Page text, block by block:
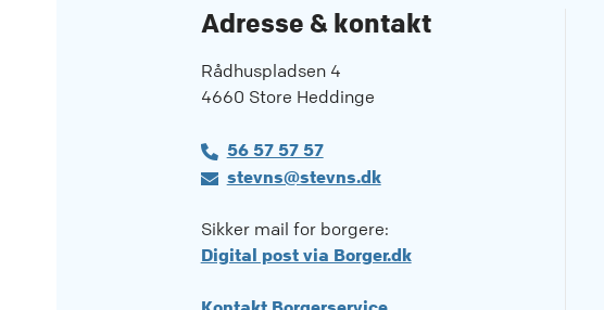
Adresse & kontakt
Rådhuspladsen 4
4660 Store Heddinge
56 57 57 57
stevns@stevns.dk
Sikker mail for borgere:
Digital post via Borger.dk